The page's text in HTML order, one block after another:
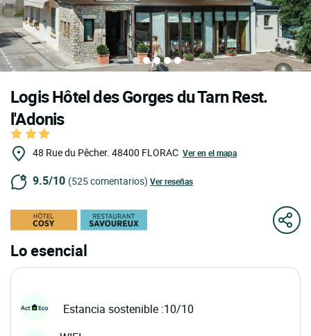
Logis Hôtel des Gorges du Tarn Rest.
l'Adonis
48 Rue du Pêcher. 48400 FLORAC Ver en el mapa
9.5/10 (525 comentarios) Ver reseñas
Lo esencial
Estancia sostenible :10/10